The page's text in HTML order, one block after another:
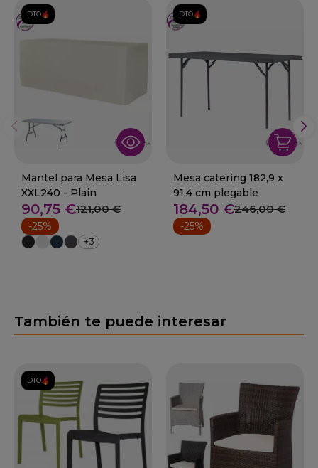
DTO.
Mantel para Mesa Lisa
XXL240 - Plain
90,75 €121,00 €
-25%
+3
DTO.
Mesa catering 182,9 x
91,4 cm plegable
184,50 €246,00 €
-25%
También te puede interesar
DTO.